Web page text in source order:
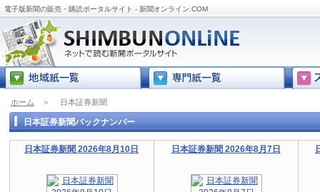
電子版新聞の販売・購読ポータルサイト - 新聞オンライン.COM
ホーム ＞ 日本証券新聞
日本証券新聞バックナンバー
日本証券新聞 2026年8月10日 日本証券新聞 2026年8月7日